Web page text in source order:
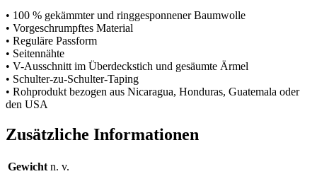
• 100 % gekämmter und ringgesponnener Baumwolle
• Vorgeschrumpftes Material
• Reguläre Passform
• Seitennähte
• V-Ausschnitt im Überdeckstich und gesäumte Ärmel
• Schulter-zu-Schulter-Taping
• Rohprodukt bezogen aus Nicaragua, Honduras, Guatemala oder
den USA
Zusätzliche Informationen
Gewicht n. v.